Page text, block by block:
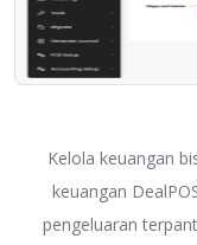
Kelola keuangan
keuangan
pengeluaran